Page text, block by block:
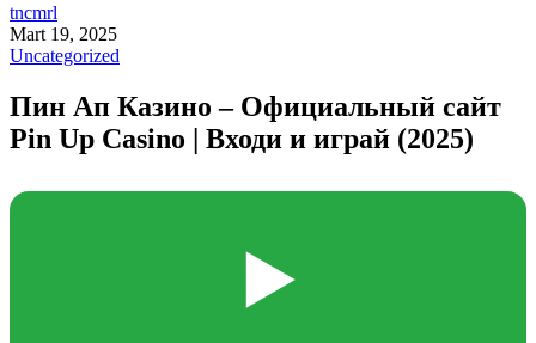
tncmrl
Mart 19, 2025
Uncategorized
Пин Ап Казино – Официальный сайт
Pin Up Casino | Входи и играй (2025)
▶️